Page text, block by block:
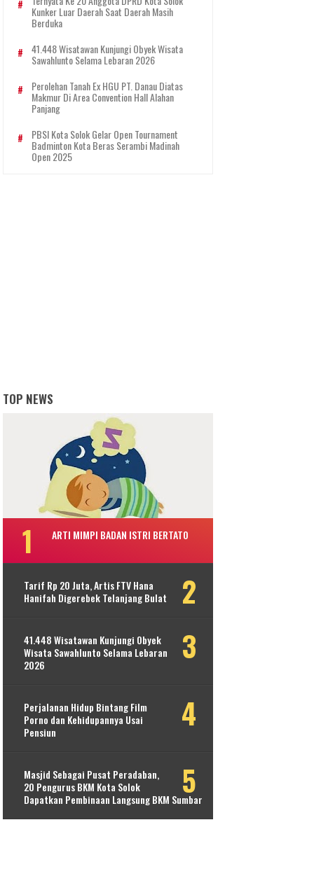
Kunker Luar Daerah Saat Daerah Masih
Berduka
41.448 Wisatawan Kunjungi Obyek Wisata
Sawahlunto Selama Lebaran 2026
Perolehan Tanah Ex HGU PT. Danau Diatas
Makmur Di Area Convention Hall Alahan
Panjang
PBSI Kota Solok Gelar Open Tournament
Badminton Kota Beras Serambi Madinah
Open 2025
TOP NEWS
ARTI MIMPI BADAN ISTRI BERTATO
Tarif Rp 20 Juta, Artis FTV Hana
Hanifah Digerebek Telanjang Bulat
41.448 Wisatawan Kunjungi Obyek
Wisata Sawahlunto Selama Lebaran
2026
Perjalanan Hidup Bintang Film
Porno dan Kehidupannya Usai
Pensiun
Masjid Sebagai Pusat Peradaban,
20 Pengurus BKM Kota Solok
Dapatkan Pembinaan Langsung BKM Sumbar